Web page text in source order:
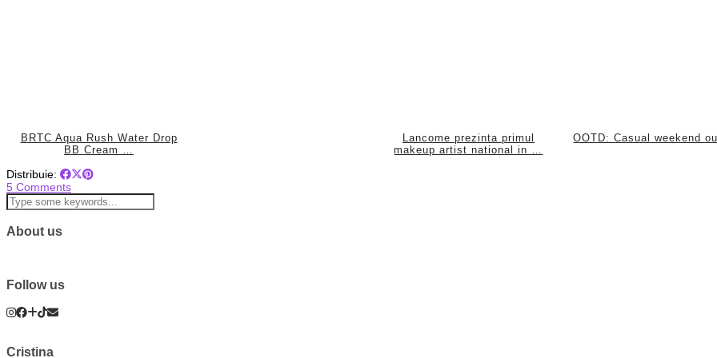
BRTC Aqua Rush Water Drop
BB Cream …
Lancome prezinta primul
makeup artist national in …
OOTD: Casual weekend
Distribuie:
5 Comments
About us
Follow us
Cristina